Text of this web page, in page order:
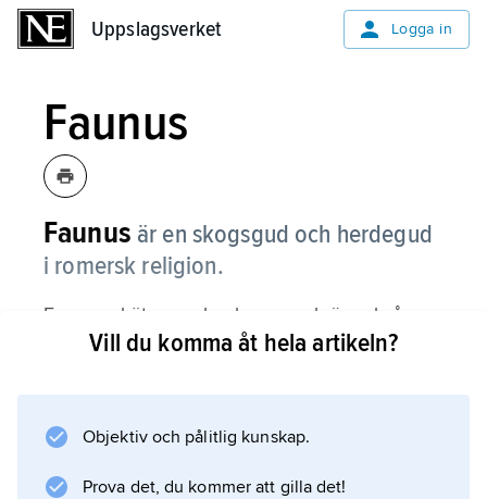
Uppslagsverket Logga in
Faunus
Faunus är en skogsgud och herdegud
i romersk religion.
Faunus sköter om boskapen och är också en
kärleksgud. Han är oberäknelig och kan ställa
Information om artikeln
Vill du komma åt hela artikeln?
Objektiv och pålitlig kunskap.
Prova det, du kommer att gilla det!